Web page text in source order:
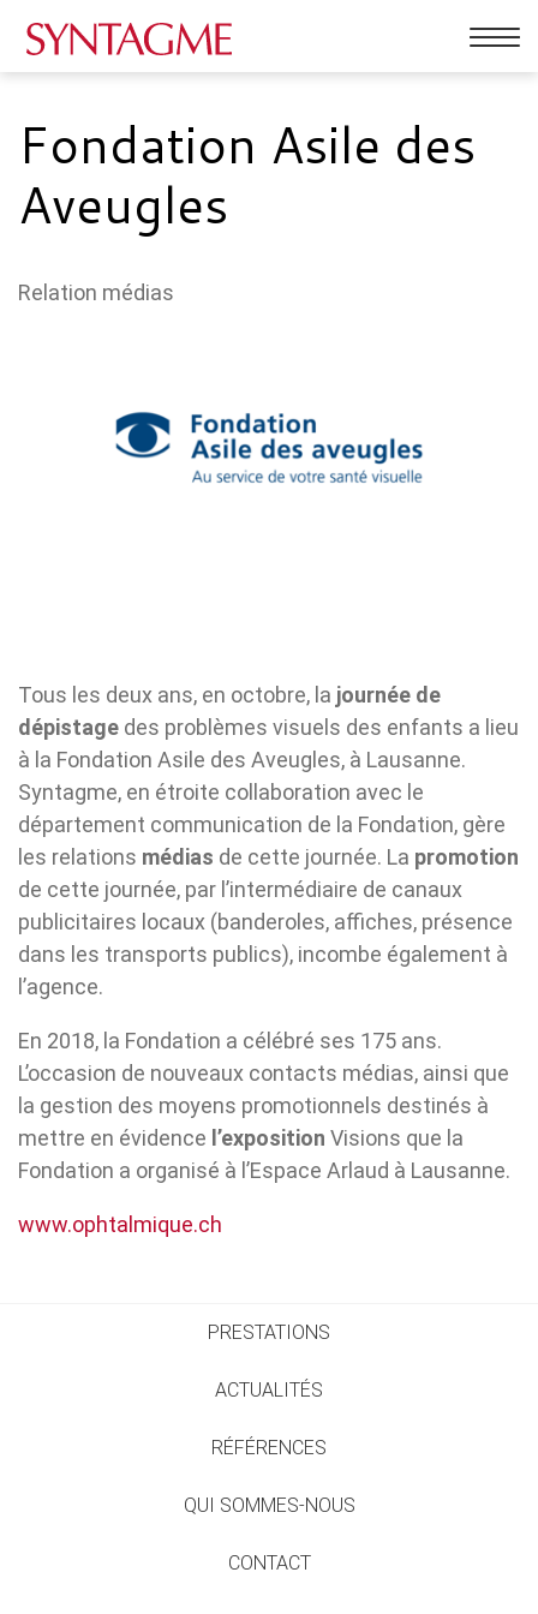
ACTUALITÉS
RÉFÉRENCES
QUI SOMMES-NOUS
la
Fondation Asile des
Aveugles
Relation médias
Tous les deux ans, en octobre, la journée de
dépistage des problèmes visuels des enfants a lieu
à la Fondation Asile des Aveugles, à Lausanne.
Syntagme, en étroite collaboration avec le
département communication de la Fondation, gère
les relations médias de cette journée. La promotion
de cette journée, par l’intermédiaire de canaux
publicitaires locaux (banderoles, affiches, présence
dans les transports publics), incombe également à
l’agence.
En 2018, la Fondation a célébré ses 175 ans.
L’occasion de nouveaux contacts médias, ainsi que
la gestion des moyens promotionnels destinés à
mettre en évidence l’exposition Visions que la
Fondation a organisé à l’Espace Arlaud à Lausanne.
www.ophtalmique.ch
PRESTATIONS
ACTUALITÉS
RÉFÉRENCES
QUI SOMMES-NOUS
CONTACT